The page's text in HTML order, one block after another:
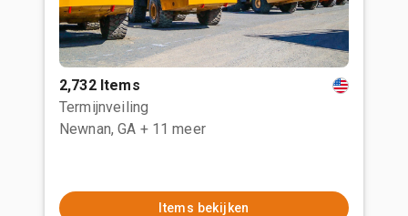
2,732 Items
Termijnveiling
Newnan, GA + 11 meer
Items bekijken